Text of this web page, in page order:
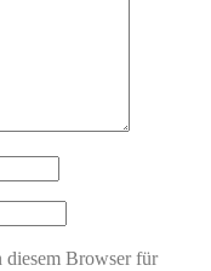
diesem Browser für